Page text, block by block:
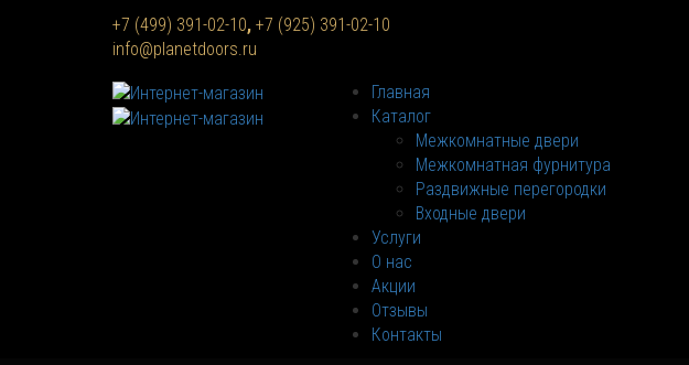
+7 (499) 391-02-10, +7 (925) 391-02-10
info@planetdoors.ru
Главная
Каталог
Межкомнатные двери
Межкомнатная фурнитура
Раздвижные перегородки
Входные двери
Услуги
О нас
Акции
Отзывы
Контакты